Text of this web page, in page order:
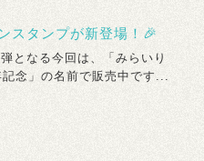
スタンプが新登場！🎉
となる今回は、「みらいり
念」の名前で販売中です...